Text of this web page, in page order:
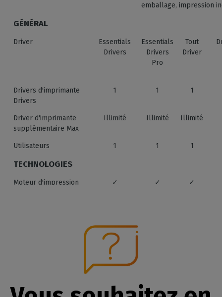
emballage, impression
GÉNÉRAL
Driver
Essentials
Drivers
Essentials
Drivers
Pro
Tout
Driver
Drivers d'imprimante
Drivers
1 1 1
Driver d'imprimante
supplémentaire Max
Illimité Illimité Illimité
Utilisateurs 1 1 1
TECHNOLOGIES
Moteur d'impression
✓ ✓ ✓
✓
✓
DÉCOUPE